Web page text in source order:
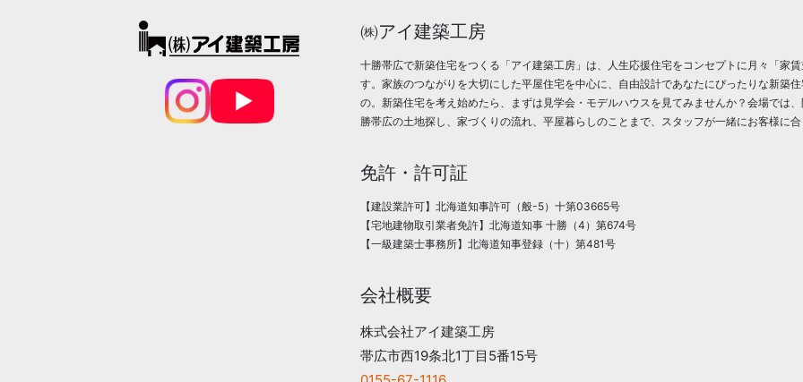
㈱アイ建築工房
十勝帯広で新築住宅をつくる「アイ建築工房」は、人生応援住宅をコンセプトに月々「家
す。家族のつながりを大切にした平屋住宅を中心に、自由設計であなたにぴったりな新築
の。新築住宅を考え始めたら、まずは見学会・モデルハウスを見てみませんか？会場では
勝帯広の土地探し、家づくりの流れ、平屋暮らしのことまで、スタッフが一緒にお客様に合
免許・許可証
【建設業許可】北海道知事許可（般-5）十第03665号
【宅地建物取引業者免許】北海道知事 十勝（4）第674号
【一級建築士事務所】北海道知事登録（十）第481号
会社概要
株式会社アイ建築工房
帯広市西19条北1丁目5番15号